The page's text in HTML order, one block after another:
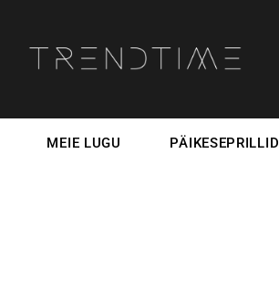
MEIE LUGU PÄIKESEPRILLID